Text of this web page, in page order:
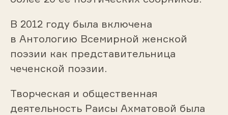
В 2012 году была включена
в Антологию Всемирной женской
поэзии как представительница
чеченской поэзии.
Творческая и общественная
деятельность Раисы Ахматовой была